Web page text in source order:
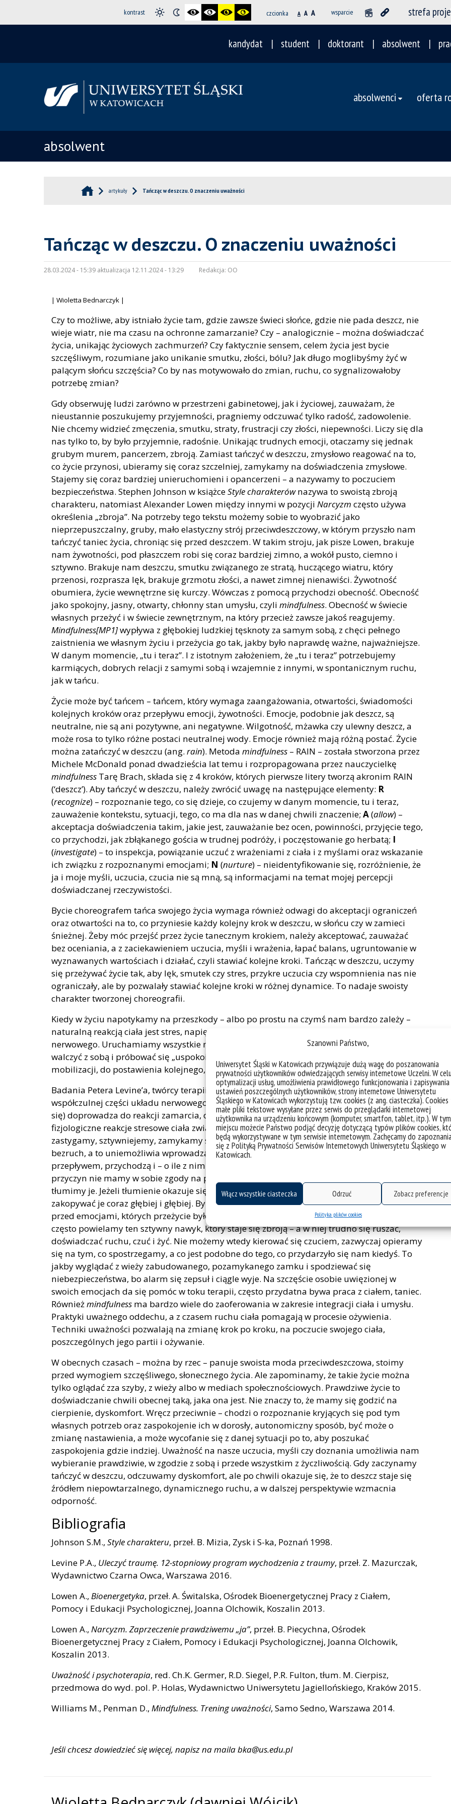
Szanowni Państwo,
Uniwersytet Śląski w Katowicach przywiązuje dużą wagę do poszanowania
prywatności użytkowników odwiedzających serwisy internetowe Uczelni. W
optymalizacji usług, umożliwienia prawidłowego funkcjonowania i zapisywania
ustawień poszczególnych użytkowników, strony internetowe Uniwersytetu
Śląskiego w Katowicach wykorzystują tzw. cookies (z ang. ciasteczka).
małe pliki tekstowe wysyłane przez serwis do przeglądarki internetowej
użytkownika na urządzeniu końcowym (komputer, smartfon, tablet, itp.). W tym
miejscu możecie Państwo podjąć decyzję dotyczącą typów plików cookies,
będą wykorzystywane w tym serwisie internetowym. Zachęcamy do
się z Polityką Prywatności Serwisów Internetowych Uniwersytetu Śląskiego w
Katowicach.
Włącz wszystkie ciasteczka Odrzuć Zobacz preferencje
Polityka plików cookies
kontrast czcionka A A A wsparcie strefa
kandydat student doktorant absolwent
absolwenci oferta
absolwent
artykuły Tańcząc w deszczu. O znaczeniu uważności
Tańcząc w deszczu. O znaczeniu uważności
28.03.2024 - 15:39 aktualizacja 12.11.2024 - 13:29 Redakcja: OO
| Wioletta Bednarczyk |
Czy to możliwe, aby istniało życie tam, gdzie zawsze świeci słońce, gdzie nie pada deszcz, nie
wieje wiatr, nie ma czasu na ochronne zamarzanie? Czy – analogicznie – można doświadczać
życia, unikając życiowych zachmurzeń? Czy faktycznie sensem, celem życia jest bycie
szczęśliwym, rozumiane jako unikanie smutku, złości, bólu? Jak długo moglibyśmy żyć w
palącym słońcu szczęścia? Co by nas motywowało do zmian, ruchu, co sygnalizowałoby
potrzebę zmian?
Gdy obserwuję ludzi zarówno w przestrzeni gabinetowej, jak i życiowej, zauważam, że
nieustannie poszukujemy przyjemności, pragniemy odczuwać tylko radość, zadowolenie.
Nie chcemy widzieć zmęczenia, smutku, straty, frustracji czy złości, niepewności. Liczy się dla
nas tylko to, by było przyjemnie, radośnie. Unikając trudnych emocji, otaczamy się jednak
grubym murem, pancerzem, zbroją. Zamiast tańczyć w deszczu, zmysłowo reagować na to,
co życie przynosi, ubieramy się coraz szczelniej, zamykamy na doświadczenia zmysłowe.
Stajemy się coraz bardziej unieruchomieni i opancerzeni – a nazywamy to poczuciem
bezpieczeństwa. Stephen Johnson w książceStyle charakterównazywa to swoistą zbroją
charakteru, natomiast Alexander Lowen między innymi w pozycji Narcyzm często używa
określenia „zbroja”. Na potrzeby tego tekstu możemy sobie to wyobrazić jako
nieprzepuszczalny, gruby, mało elastyczny strój przeciwdeszczowy, w którym przyszło nam
tańczyć taniec życia, chroniąc się przed deszczem. W takim stroju, jak pisze Lowen, brakuje
nam żywotności, pod płaszczem robi się coraz bardziej zimno, a wokół pusto, ciemno i
sztywno. Brakuje nam deszczu, smutku związanego ze stratą, huczącego wiatru, który
przenosi, rozprasza lęk, brakuje grzmotu złości, a nawet zimnej nienawiści. Żywotność
obumiera, życie wewnętrzne się kurczy. Wówczas z pomocą przychodzi obecność. Obecność
jako spokojny, jasny, otwarty, chłonny stan umysłu, czyli mindfulness. Obecność w świecie
własnych przeżyć i w świecie zewnętrznym, na który przecież zawsze jakoś reagujemy.
Mindfulness[MP1]wypływa z głębokiej ludzkiej tęsknoty za samym sobą, z chęci pełnego
zaistnienia we własnym życiu i przeżycia go tak, jakby było naprawdę ważne, najważniejsze.
W danym momencie, „tu i teraz”. I z istotnym założeniem, że „tu i teraz” potrzebujemy
karmiących, dobrych relacji z samymi sobą i wzajemnie z innymi, w spontanicznym ruchu,
jak w tańcu.
Życie może być tańcem – tańcem, który wymaga zaangażowania, otwartości, świadomości
kolejnych kroków oraz przepływu emocji, żywotności. Emocje, podobnie jak deszcz, są
neutralne, nie są ani pozytywne, ani negatywne. Wilgotność, mżawka czy ulewny deszcz, a
może rosa to tylko różne postaci neutralnej wody. Emocje również mają różną postać. Życie
można zatańczyć w deszczu (ang. rain). Metoda mindfulness – RAIN – została stworzona przez
Michele McDonald ponad dwadzieścia lat temu i rozpropagowana przez nauczycielkę
mindfulness Tarę Brach, składa się z 4 kroków, których pierwsze litery tworzą akronim RAIN
(‘deszcz’). Aby tańczyć w deszczu, należy zwrócić uwagę na następujące elementy: R
(recognize) – rozpoznanie tego, co się dzieje, co czujemy w danym momencie, tu i teraz,
zauważenie kontekstu, sytuacji, tego, co ma dla nas w danej chwili znaczenie; A(allow) –
akceptacja doświadczenia takim, jakie jest, zauważanie bez ocen, powinności, przyjęcie tego,
co przychodzi, jak zbłąkanego gościa w trudnej podróży, i poczęstowanie go herbatą; I
(investigate) – to inspekcja, powiązanie uczuć z wrażeniami z ciała i z myślami oraz wskazanie
ich związku z rozpoznanymi emocjami; N (nurture) – nieidentyfikowanie się, rozróżnienie, że
ja i moje myśli, uczucia, czucia nie są mną, są informacjami na temat mojej percepcji
doświadczanej rzeczywistości.
Bycie choreografem tańca swojego życia wymaga również odwagi do akceptacji ograniczeń
oraz otwartości na to, co przyniesie każdy kolejny krok w deszczu, w słońcu czy w zamieci
śnieżnej. Żeby móc przejść przez życie tanecznym krokiem, należy akceptować, zauważać
bez oceniania, a z zaciekawieniem uczucia, myśli i wrażenia, łapać balans, ugruntowanie w
wyznawanych wartościach i działać, czyli stawiać kolejne kroki. Tańcząc w deszczu, uczymy
się przeżywać życie tak, aby lęk, smutek czy stres, przykre uczucia czy wspomnienia nas nie
ograniczały, ale by pozwalały stawiać kolejne kroki w różnej dynamice. To nadaje swoisty
charakter tworzonej choreografii.
Kiedy w życiu napotykamy na przeszkody – albo po prostu na czymś nam bardzo zależy –
naturalną reakcją ciała jest stres, napięcie, mobilizacja, aktywizacja autonomicznego układu
nerwowego. Uruchamiamy wszystkie mechanizmy, aby osiągnąć wytyczony cel. Zamiast
walczyć z sobą i próbować się „uspokoić”, lepiej zauważyć to, co się dzieje, i użyć tego do
mobilizacji, do postawienia kolejnego, bardziej dynamicznego kroku.
Badania Petera Levine’a, twórcy terapii traumy, wskazują, iż jednoczesne pobudzenie
współczulnej części układu nerwowego (reakcje stresowe) i przywspółczulnej (uspokajanie
się) doprowadza do reakcji zamarcia, odcięcia, braku żywotności i bezruchu. Kiedy
fizjologiczne reakcje stresowe ciała związane z adaptacją zostają zablokowane, powoli
zastygamy, sztywniejemy, zamykamy się w skorupie, często zawstydzenia. Pojawia się
bezruch, a to uniemożliwia wprowadzanie zmian. Emocje same w sobie są ruchem,
przepływem, przychodzą i – o ile z nimi nie walczymy – odchodzą. Czasami z różnych
przyczyn nie mamy w sobie zgody na przeżywanie jakichś emocji, stawiamy im tamy,
tłumimy je. Jeżeli tłumienie okazuje się niewystarczające, zaczynamy wypierać emocje,
zakopywać je coraz głębiej i głębiej. Być może gdy byliśmy dziećmi, ta strategia chroniła nas
przed emocjami, których przeżycie było wtedy dla nas za trudne. W dorosłym życiu jednak
często powielamy ten sztywny nawyk, który staje się zbroją – a w niej trudno się ruszać,
doświadczać ruchu, czuć i żyć. Nie możemy wtedy kierować się czuciem, zazwyczaj opieramy
się na tym, co spostrzegamy, a co jest podobne do tego, co przydarzyło się nam kiedyś. To
jakby wyglądać z wieży zabudowanego, pozamykanego zamku i spodziewać się
niebezpieczeństwa, bo alarm się zepsuł i ciągle wyje. Na szczęście osobie uwięzionej w
swoich emocjach da się pomóc w toku terapii, często przydatna bywa praca z ciałem, taniec.
Równieżmindfulness ma bardzo wiele do zaoferowania w zakresie integracji ciała i umysłu.
Praktyki uważnego oddechu, a z czasem ruchu ciała pomagają w procesie ożywienia.
Techniki uważności pozwalają na zmianę krok po kroku, na poczucie swojego ciała,
poszczególnych jego partii i ożywanie.
W obecnych czasach – można by rzec – panuje swoista moda przeciwdeszczowa, stoimy
przed wymogiem szczęśliwego, słonecznego życia. Ale zapominamy, że takie życie można
tylko oglądać zza szyby, z wieży albo w mediach społecznościowych. Prawdziwe życie to
doświadczanie chwili obecnej taką, jaka ona jest. Nie znaczy to, że mamy się godzić na
cierpienie, dyskomfort. Wręcz przeciwnie – chodzi o rozpoznanie kryjących się pod tym
własnych potrzeb oraz zaspokojenie ich w dorosły, autonomiczny sposób, być może o
zmianę nastawienia, a może wycofanie się z danej sytuacji po to, aby poszukać
zaspokojenia gdzie indziej. Uważność na nasze uczucia, myśli czy doznania umożliwia nam
wybieranie prawdziwie, w zgodzie z sobą i przede wszystkim z życzliwością. Gdy zaczynamy
tańczyć w deszczu, odczuwamy dyskomfort, ale po chwili okazuje się, że to deszcz staje się
źródłem niepowtarzalnego, dynamicznego ruchu, a w dalszej perspektywie wzmacnia
odporność.
Bibliografia
Johnson S.M., Style charakteru, przeł. B. Mizia, Zysk i S-ka, Poznań 1998.
Levine P.A., Uleczyć traumę. 12-stopniowy program wychodzenia z traumy, przeł. Z. Mazurczak,
Wydawnictwo Czarna Owca, Warszawa 2016.
Lowen A., Bioenergetyka, przeł. A. Świtalska, Ośrodek Bioenergetycznej Pracy z Ciałem,
Pomocy i Edukacji Psychologicznej, Joanna Olchowik, Koszalin 2013.
Lowen A., Narcyzm. Zaprzeczenie prawdziwemu „ja”, przeł. B. Piecychna, Ośrodek
Bioenergetycznej Pracy z Ciałem, Pomocy i Edukacji Psychologicznej, Joanna Olchowik,
Koszalin 2013.
Uważność i psychoterapia, red. Ch.K. Germer, R.D. Siegel, P.R. Fulton, tłum. M. Cierpisz,
przedmowa do wyd. pol. P. Holas, Wydawnictwo Uniwersytetu Jagiellońskiego, Kraków 2015.
Williams M., Penman D., Mindfulness. Trening uważności, Samo Sedno, Warszawa 2014.
Jeśli chcesz dowiedzieć się więcej, napisz na maila bka@us.edu.pl